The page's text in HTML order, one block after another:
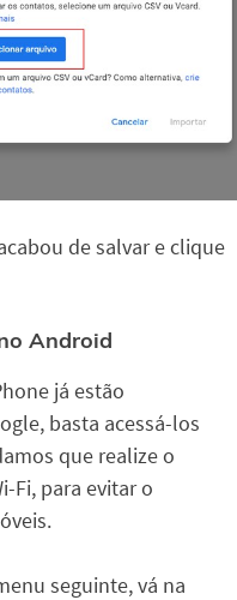
de salvar e clique
Android
já estão
basta acessá-los
que realize o
Fi, para evitar o
seguinte, vá na